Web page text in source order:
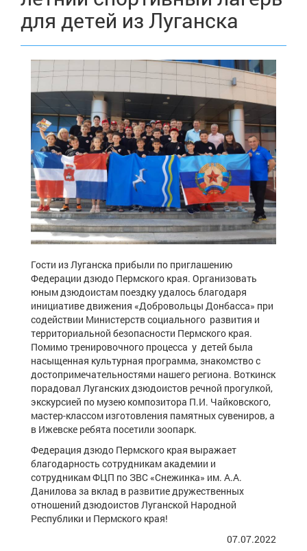
для детей из Луганска
Гости из Луганска прибыли по приглашению
Федерации дзюдо Пермского края. Организовать
юным дзюдоистам поездку удалось благодаря
инициативе движения «Добровольцы Донбасса» при
содействии Министерств социального развития и
территориальной безопасности Пермского края.
Помимо тренировочного процесса у детей была
насыщенная культурная программа, знакомство с
достопримечательностями нашего региона. Воткинск
порадовал Луганских дзюдоистов речной прогулкой,
экскурсией по музею композитора П.И. Чайковского,
мастер-классом изготовления памятных сувениров, а
в Ижевске ребята посетили зоопарк.
Федерация дзюдо Пермского края выражает
благодарность сотрудникам академии и
сотрудникам ФЦП по ЗВС «Снежинка» им. А.А.
Данилова за вклад в развитие дружественных
отношений дзюдоистов Луганской Народной
Республики и Пермского края!
07.07.2022